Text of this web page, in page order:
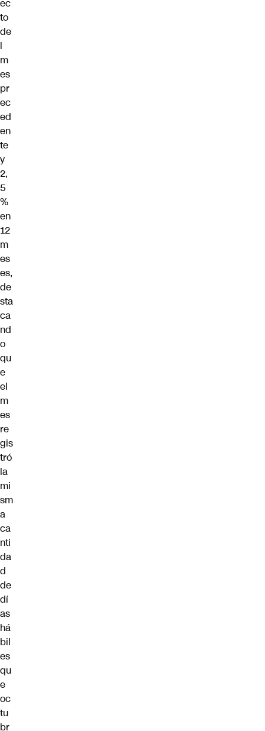
ec
to
de
l
m
es
pr
ec
ed
en
te
y
2,
5
%
en
12
m
es
es,
de
sta
ca
nd
o
qu
e
el
m
es
re
gis
tró
la
mi
sm
a
ca
nti
da
d
de
dí
as
há
bil
es
qu
e
oc
tu
br